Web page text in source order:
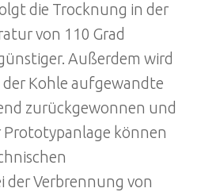
die Trocknung in der
von 110 Grad
Außerdem wird
Kohle aufgewandte
zurückgewonnen und
können
der Verbrennung von